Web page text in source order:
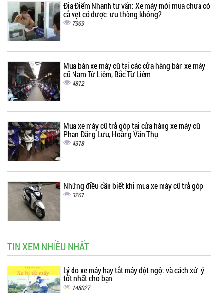
Địa Điểm Nhanh tư vấn: Xe máy mới mua chưa có
cà vẹt có được lưu thông không?
7969
Mua bán xe máy cũ tại các cửa hàng bán xe máy
cũ Nam Từ Liêm, Bắc Từ Liêm
4812
Mua xe máy cũ trả góp tại cửa hàng xe máy cũ
Phan Đăng Lưu, Hoàng Văn Thụ
4318
Những điều cần biết khi mua xe máy cũ trả góp
3261
TIN XEM NHIỀU NHẤT
Lý do xe máy hay tắt máy đột ngột và cách xử lý
tốt nhất cho bạn
148027